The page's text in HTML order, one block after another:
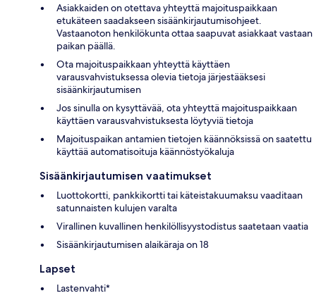
Asiakkaiden on otettava yhteyttä majoituspaikkaan
etukäteen saadakseen sisäänkirjautumisohjeet.
Vastaanoton henkilökunta ottaa saapuvat asiakkaat vastaan
paikan päällä.
Ota majoituspaikkaan yhteyttä käyttäen
varausvahvistuksessa olevia tietoja järjestääksesi
sisäänkirjautumisen
Jos sinulla on kysyttävää, ota yhteyttä majoituspaikkaan
käyttäen varausvahvistuksesta löytyviä tietoja
Majoituspaikan antamien tietojen käännöksissä on saatettu
käyttää automatisoituja käännöstyökaluja
Sisäänkirjautumisen vaatimukset
Luottokortti, pankkikortti tai käteistakuumaksu vaaditaan
satunnaisten kulujen varalta
Virallinen kuvallinen henkilöllisyystodistus saatetaan vaatia
Sisäänkirjautumisen alaikäraja on 18
Lapset
Lastenvahti*